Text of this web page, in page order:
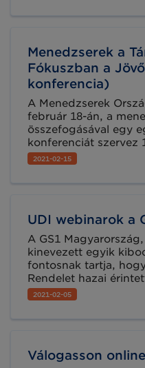
Menedzserek a
Fókuszban a
konferencia)
A Menedzserek
február 18-án, a
összefogásával egy
konferenciát szervez
panelbeszélgetéssel,
szektorában
2021-02-15
UDI webinarok a
A GS1
kinevezett egyik
fontosnak tartja,
Rendelet hazai
Device Identification)
hoztuk létre
2021-02-05
Válogasson